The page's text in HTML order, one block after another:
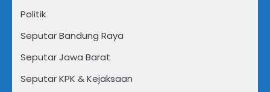
Politik
Seputar Bandung Raya
Seputar Jawa Barat
Seputar KPK & Kejaksaan